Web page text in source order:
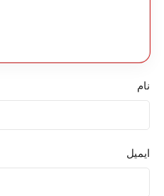
نام
ایمیل